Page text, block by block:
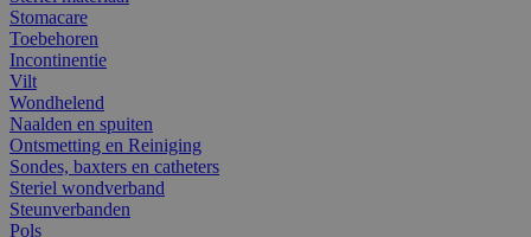
Stomacare
Toebehoren
Incontinentie
Vilt
Wondhelend
Naalden en spuiten
Ontsmetting en Reiniging
Sondes, baxters en catheters
Steriel wondverband
Steunverbanden
Pols